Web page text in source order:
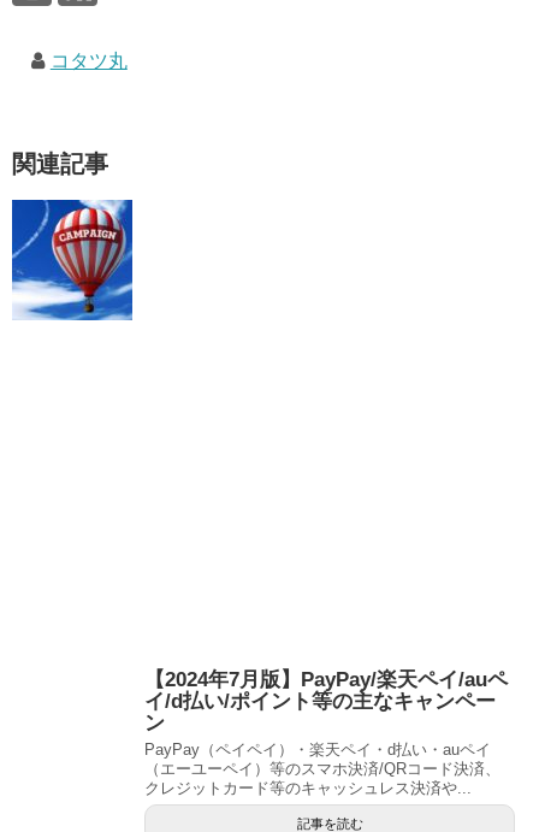
コタツ丸
関連記事
【2024年7月版】PayPay/楽天ペイ/auペ
イ/d払い/ポイント等の主なキャンペー
ン
PayPay（ペイペイ）・楽天ペイ・d払い・auペイ
（エーユーペイ）等のスマホ決済/QRコード決済、
クレジットカード等のキャッシュレス決済や...
記事を読む